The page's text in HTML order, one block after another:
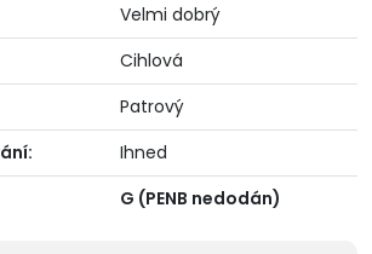
Velmi dobrý
Cihlová
Patrový
Ihned
G (PENB nedodán)